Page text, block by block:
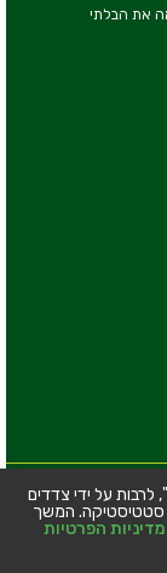
את הבלתי
לרבות על ידי צדדים
סטטיסטיקה. המשך
מדיניות הפרטיות